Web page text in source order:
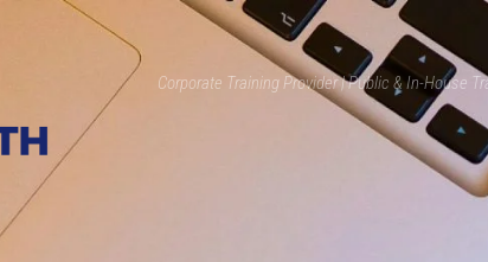
Corporate Training Provider | Public & In-House